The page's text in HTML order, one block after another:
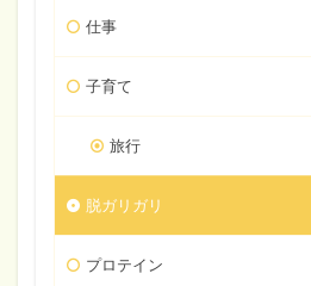
仕事
子育て
旅行
脱ガリガリ
プロテイン